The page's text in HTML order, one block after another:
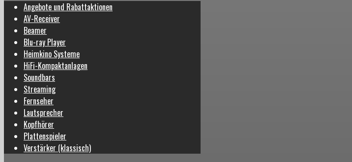
Angebote und Rabattaktionen
AV-Receiver
Beamer
Blu-ray Player
Heimkino Systeme
HiFi-Kompaktanlagen
Soundbars
Streaming
Fernseher
Lautsprecher
Kopfhörer
Plattenspieler
Verstärker (klassisch)